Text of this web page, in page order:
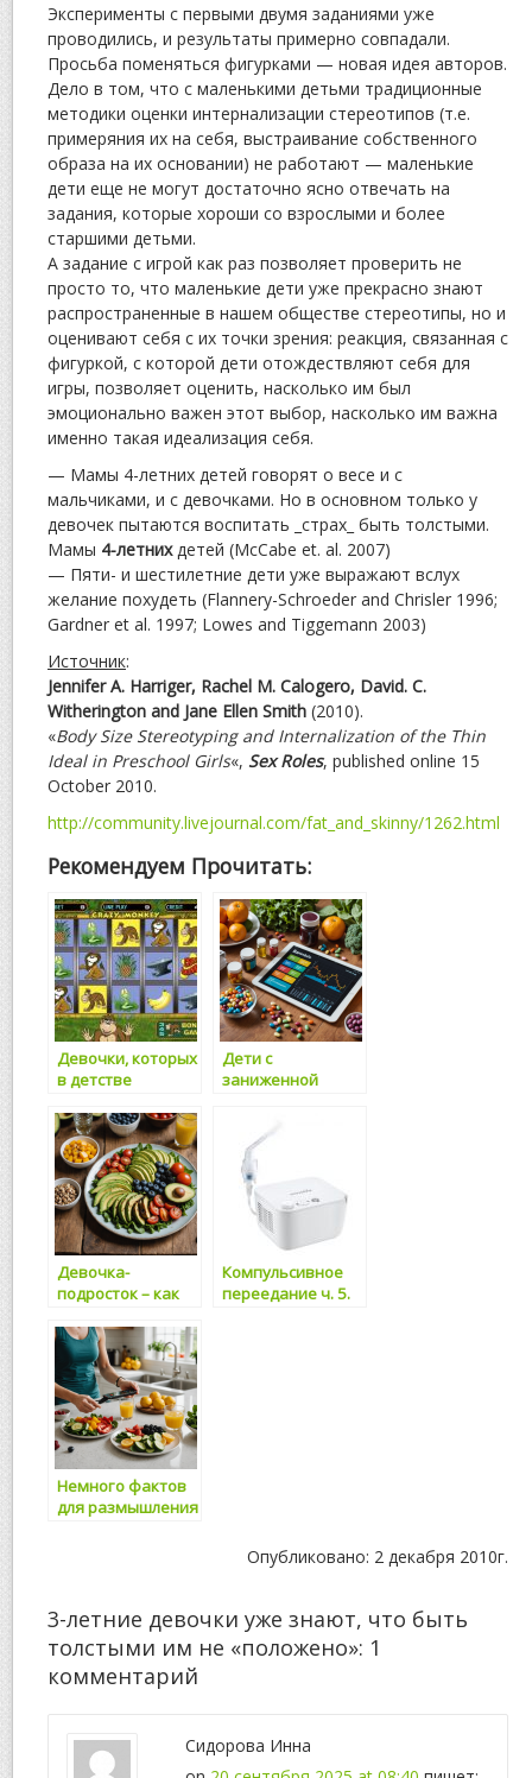
Эксперименты с первыми двумя заданиями уже
проводились, и результаты примерно совпадали.
Просьба поменяться фигурками — новая идея авторов.
Дело в том, что с маленькими детьми традиционные
методики оценки интернализации стереотипов (т.е.
примеряния их на себя, выстраивание собственного
образа на их основании) не работают — маленькие
дети еще не могут достаточно ясно отвечать на
задания, которые хороши со взрослыми и более
старшими детьми.
А задание с игрой как раз позволяет проверить не
просто то, что маленькие дети уже прекрасно знают
распространенные в нашем обществе стереотипы, но и
оценивают себя с их точки зрения: реакция, связанная с
фигуркой, с которой дети отождествляют себя для
игры, позволяет оценить, насколько им был
эмоционально важен этот выбор, насколько им важна
именно такая идеализация себя.
— Мамы 4-летних детей говорят о весе и с
мальчиками, и с девочками. Но в основном только у
девочек пытаются воспитать _страх_ быть толстыми.
Мамы 4-летнихдетей (McCabe et. al. 2007)
— Пяти- и шестилетние дети уже выражают вслух
желание похудеть (Flannery-Schroeder and Chrisler 1996;
Gardner et al. 1997; Lowes and Tiggemann 2003)
Источник:
Jennifer A. Harriger, Rachel M. Calogero, David. C.
Witherington and Jane Ellen Smith (2010).
«Body Size Stereotyping and Internalization of the Thin
Ideal in Preschool Girls«, Sex Roles, published online 15
October 2010.
http://community.livejournal.com/fat_and_skinny/1262.html
Рекомендуем Прочитать:
Девочки, которых
в детстве
«жирными»,
страдают от
ожирения чаще
Дети с
заниженной
предрасположен
ы к полноте во
взрослой жизни
Девочка-
подросток – как
слишком
похудеть
Компульсивное
переедание ч. 5.
Немного фактов
для размышления
Опубликовано: 2 декабря 2010г.
3-летние девочки уже знают, что быть
толстыми им не «положено»: 1
комментарий
Сидорова Инна